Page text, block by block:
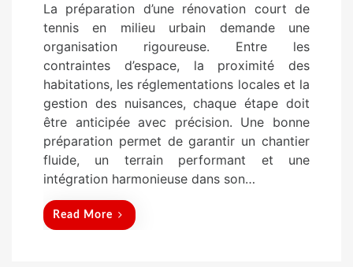
s
t
e
d
o
n
La préparation d’une rénovation court de
tennis en milieu urbain demande une
organisation rigoureuse. Entre les
contraintes d’espace, la proximité des
habitations, les réglementations locales et la
gestion des nuisances, chaque étape doit
être anticipée avec précision. Une bonne
préparation permet de garantir un chantier
fluide, un terrain performant et une
intégration harmonieuse dans son…
Read More